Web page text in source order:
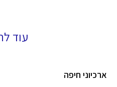
עוד
ארכיוני חיפה